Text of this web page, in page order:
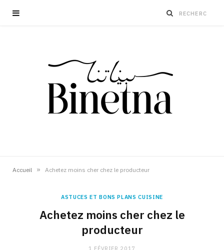
Accueil » Achetez moins cher chez le producteur
ASTUCES ET BONS PLANS CUISINE
Achetez moins cher chez le
producteur
1 FÉVRIER 2017